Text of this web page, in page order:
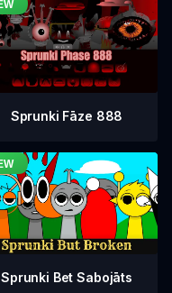
Sprunki Fāze 888
Sprunki Bet Sabojāts